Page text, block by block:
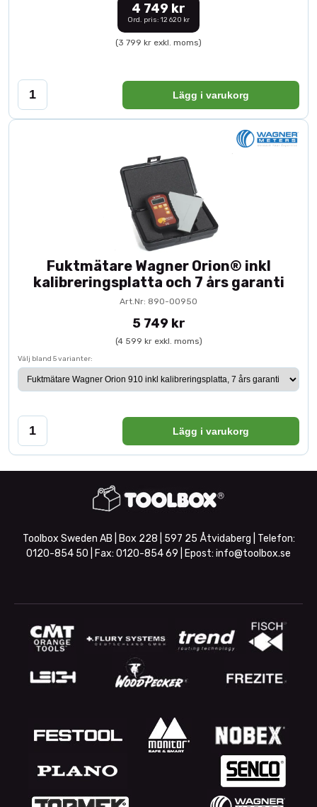
4 749 kr
Ord. pris: 12 620 kr
(3 799 kr exkl. moms)
Lägg i varukorg
Fuktmätare Wagner Orion® inkl
kalibreringsplatta och 7 års garanti
Art.Nr: 890-00950
5 749 kr
(4 599 kr exkl. moms)
Välj bland 5 varianter:
Lägg i varukorg
Toolbox Sweden AB | Box 228 | 597 25 Åtvidaberg | Telefon:
0120-854 50 | Fax: 0120-854 69 | Epost: info@toolbox.se